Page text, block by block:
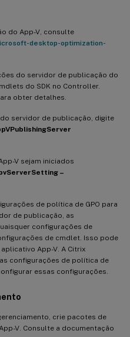
do App-V, consulte
desktop-optimization-
do servidor de publicação do
do SDK no Controller.
obter detalhes.
servidor de publicação, digite
V sejam iniciados
–
de política de GPO para
de publicação, as
configurações de
de cmdlet. Isso pode
App-V. A Citrix
configurações de política de
essas configurações.
crie pacotes de
V. Consulte a documentação